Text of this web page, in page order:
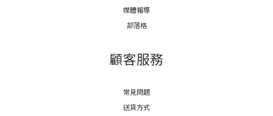
媒體報導
部落格
顧客服務
常見問題
送貨方式